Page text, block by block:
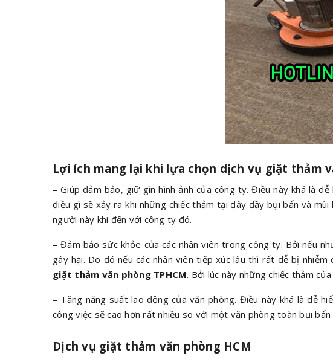
Lợi ích mang lại khi lựa chọn dịch vụ giặt thảm
– Giúp đảm bảo, giữ gìn hình ảnh của công ty. Điều này khá là
điều gì sẽ xảy ra khi những chiếc thảm tại đây đầy bụi bẩn và
người này khi đến với công ty đó.
– Đảm bảo sức khỏe của các nhân viên trong công ty. Bởi nếu
gây hại. Do đó nếu các nhân viên tiếp xúc lâu thì rất dễ bị
giặt thảm văn phòng TPHCM. Bởi lúc này những chiếc thảm
– Tăng năng suất lao động của văn phòng. Điều này khá là dễ
công việc sẽ cao hơn rất nhiều so với một văn phòng toàn bụi bẩn
Dịch vụ giặt thảm văn phòng HCM